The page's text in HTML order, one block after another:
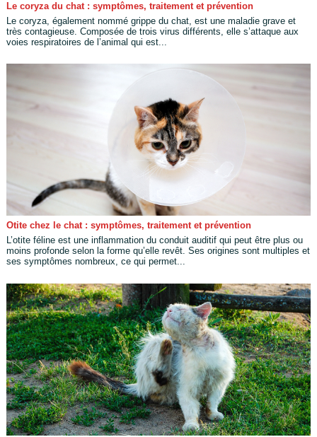
Le coryza du chat : symptômes, traitement et prévention
Le coryza, également nommé grippe du chat, est une maladie grave et
très contagieuse. Composée de trois virus différents, elle s’attaque aux
voies respiratoires de l’animal qui est...
Otite chez le chat : symptômes, traitement et prévention
L’otite féline est une inflammation du conduit auditif qui peut être plus ou
moins profonde selon la forme qu’elle revêt. Ses origines sont multiples et
ses symptômes nombreux, ce qui permet...